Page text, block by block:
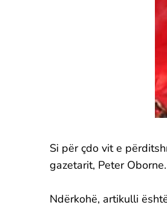
Si për çdo vit e
gazetarit, Peter
Ndërkohë, artikulli